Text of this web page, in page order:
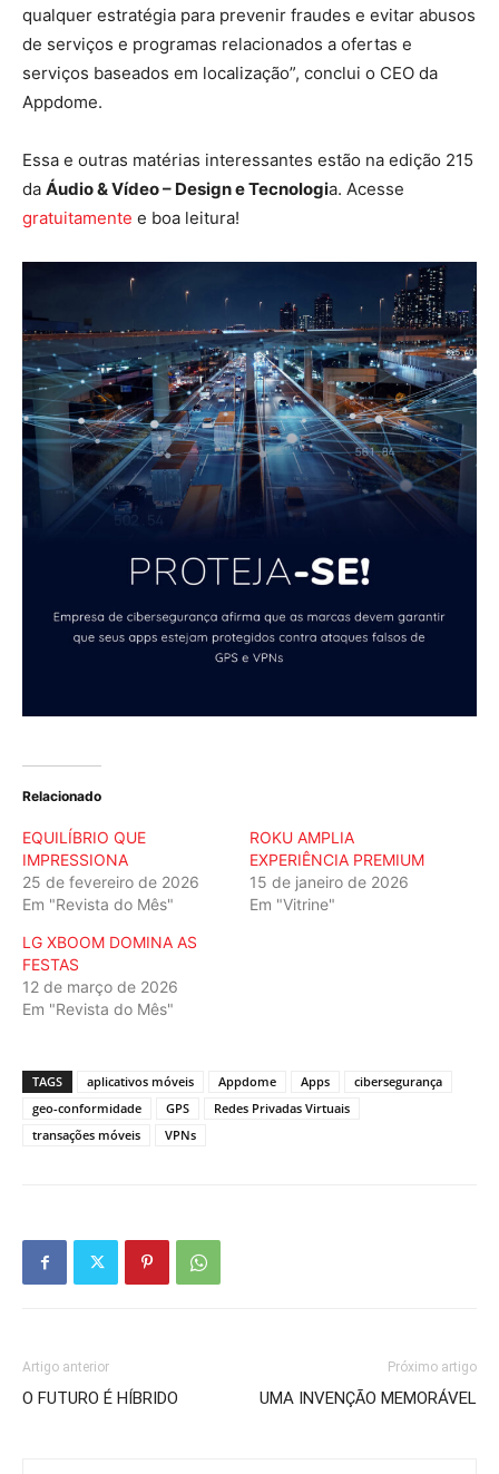
qualquer estratégia para prevenir fraudes e evitar abusos
de serviços e programas relacionados a ofertas e
serviços baseados em localização”, conclui o CEO da
Appdome.
Essa e outras matérias interessantes estão na edição 215
da Áudio & Vídeo – Design e Tecnologia. Acesse
gratuitamente e boa leitura!
Relacionado
EQUILÍBRIO QUE
IMPRESSIONA
25 de fevereiro de 2026
Em "Revista do Mês"
ROKU AMPLIA
EXPERIÊNCIA PREMIUM
15 de janeiro de 2026
Em "Vitrine"
LG XBOOM DOMINA AS
FESTAS
12 de março de 2026
Em "Revista do Mês"
TAGS aplicativos móveis Appdome Apps
cibersegurança
geo-conformidade
GPS
Redes Privadas Virtuais
transações móveis
VPNs
Artigo anterior
O FUTURO É HÍBRIDO
Próximo artigo
UMA INVENÇÃO MEMORÁVEL